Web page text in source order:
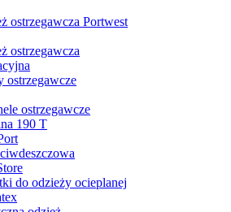
ostrzegawcza Portwest
ostrzegawcza
ostrzegawcze
ostrzegawcze
190 T
do odzieży ocieplanej